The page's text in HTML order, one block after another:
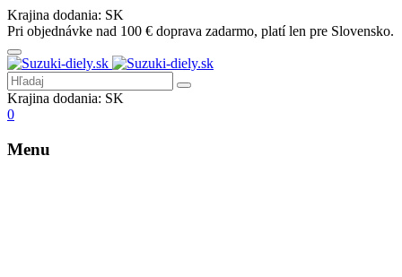
Krajina dodania: SK
Pri objednávke nad 100 € doprava zadarmo, platí len pre Slovensko.
Krajina dodania: SK
0
Menu